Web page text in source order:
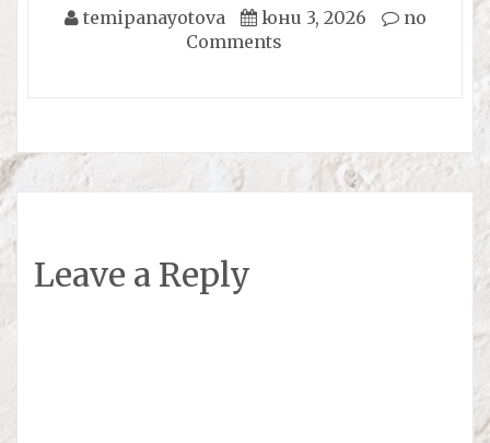
temipanayotova юни 3, 2026
no
Comments
Leave a Reply